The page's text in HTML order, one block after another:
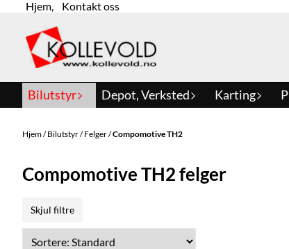
Hopp til innhold
Hjem, Kontakt oss
Bilutstyr Depot, Verksted Karting
Hjem/Bilutstyr/Felger/Compomotive TH2
Compomotive TH2 felger
Skjul filtre